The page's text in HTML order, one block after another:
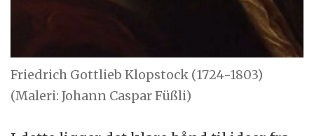
Friedrich Gottlieb Klopstock (1724-1803)
(Maleri: Johann Caspar Füßli)